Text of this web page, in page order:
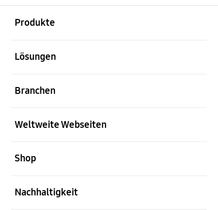
Produkte
Lösungen
Branchen
Weltweite Webseiten
Shop
Nachhaltigkeit